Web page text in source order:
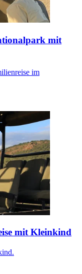
mit
im
mit Kleinkind